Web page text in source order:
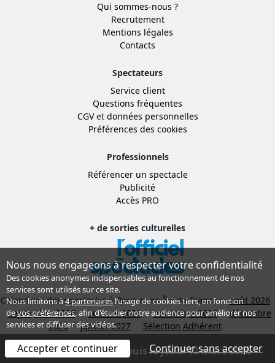
Qui sommes-nous ?
Recrutement
Mentions légales
Contacts
Spectateurs
Service client
Questions fréquentes
CGVet données personnelles
Préférences des cookies
Professionnels
Référencer un spectacle
Publicité
Accès PRO
+ de sorties culturelles
Calendrier des spectacles à Paris et en Île-de-France : août 2026
septembre 2026
octobre 2026 novembre 2026
décembre
2026
janvier 2027
Sélection Adhérent
© 1998-2026, THEATREonline.com
Spectacle terminé depuis le jeudi 12 mars 2026
Nous nous engageons à respecter votre confidentialité
Des cookies anonymes indispensables au fonctionnement de nos
services sont utilisés sur ce site.
Nous limitons à4 partenairesl’usage de cookies tiers, en fonction
devos préférences, afin d'étudier notre audience pour améliorer nos
services et diffuser des vidéos.
Accepter et continuer Continuer sans accepter